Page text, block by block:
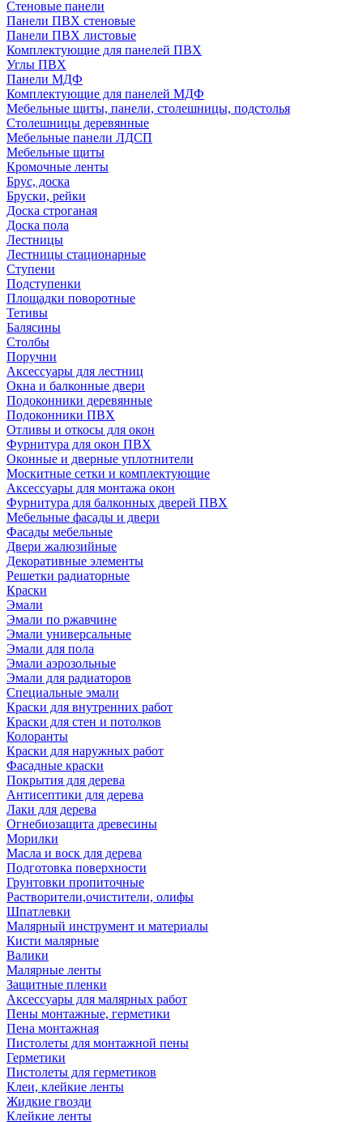
Стеновые панели
Панели ПВХ стеновые
Панели ПВХ листовые
Комплектующие для панелей ПВХ
Углы ПВХ
Панели МДФ
Комплектующие для панелей МДФ
Мебельные щиты, панели, столешницы, подстолья
Столешницы деревянные
Мебельные панели ЛДСП
Мебельные щиты
Кромочные ленты
Брус, доска
Бруски, рейки
Доска строганая
Доска пола
Лестницы
Лестницы стационарные
Ступени
Подступенки
Площадки поворотные
Тетивы
Балясины
Столбы
Поручни
Аксессуары для лестниц
Окна и балконные двери
Подоконники деревянные
Подоконники ПВХ
Отливы и откосы для окон
Фурнитура для окон ПВХ
Оконные и дверные уплотнители
Москитные сетки и комплектующие
Аксессуары для монтажа окон
Фурнитура для балконных дверей ПВХ
Мебельные фасады и двери
Фасады мебельные
Двери жалюзийные
Декоративные элементы
Решетки радиаторные
Краски
Эмали
Эмали по ржавчине
Эмали универсальные
Эмали для пола
Эмали аэрозольные
Эмали для радиаторов
Специальные эмали
Краски для внутренних работ
Краски для стен и потолков
Колоранты
Краски для наружных работ
Фасадные краски
Покрытия для дерева
Антисептики для дерева
Лаки для дерева
Огнебиозащита древесины
Морилки
Масла и воск для дерева
Подготовка поверхности
Грунтовки пропиточные
Растворители,очистители, олифы
Шпатлевки
Малярный инструмент и материалы
Кисти малярные
Валики
Малярные ленты
Защитные пленки
Аксессуары для малярных работ
Пены монтажные, герметики
Пена монтажная
Пистолеты для монтажной пены
Герметики
Пистолеты для герметиков
Клеи, клейкие ленты
Жидкие гвозди
Клейкие ленты